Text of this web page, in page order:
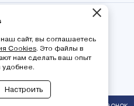
— ПРОИЗВОДСТВО
НАТУРАЛЬНОГО
×
сайт, вы соглашаетесь
Cookies. Это файлы в
нам сделать ваш опыт
удобнее.
Настроить